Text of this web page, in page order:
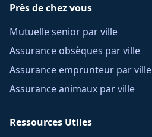
Près de chez vous
Mutuelle senior par ville
Assurance obsèques par ville
Assurance emprunteur par ville
Assurance animaux par ville
Ressources Utiles